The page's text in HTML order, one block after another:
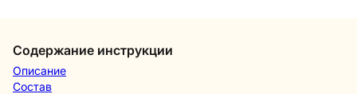
Содержание инструкции
Описание
Состав